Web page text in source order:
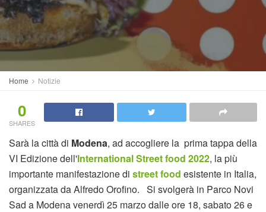
Home Notizie
0
SHARES
Sarà la città di Modena, ad accogliere la prima tappa della
VI Edizione dell'International Street food 2022, la più
importante manifestazione di street food esistente in Italia,
organizzata da Alfredo Orofino. Si svolgerà in Parco Novi
Sad a Modena venerdì 25 marzo dalle ore 18, sabato 26 e